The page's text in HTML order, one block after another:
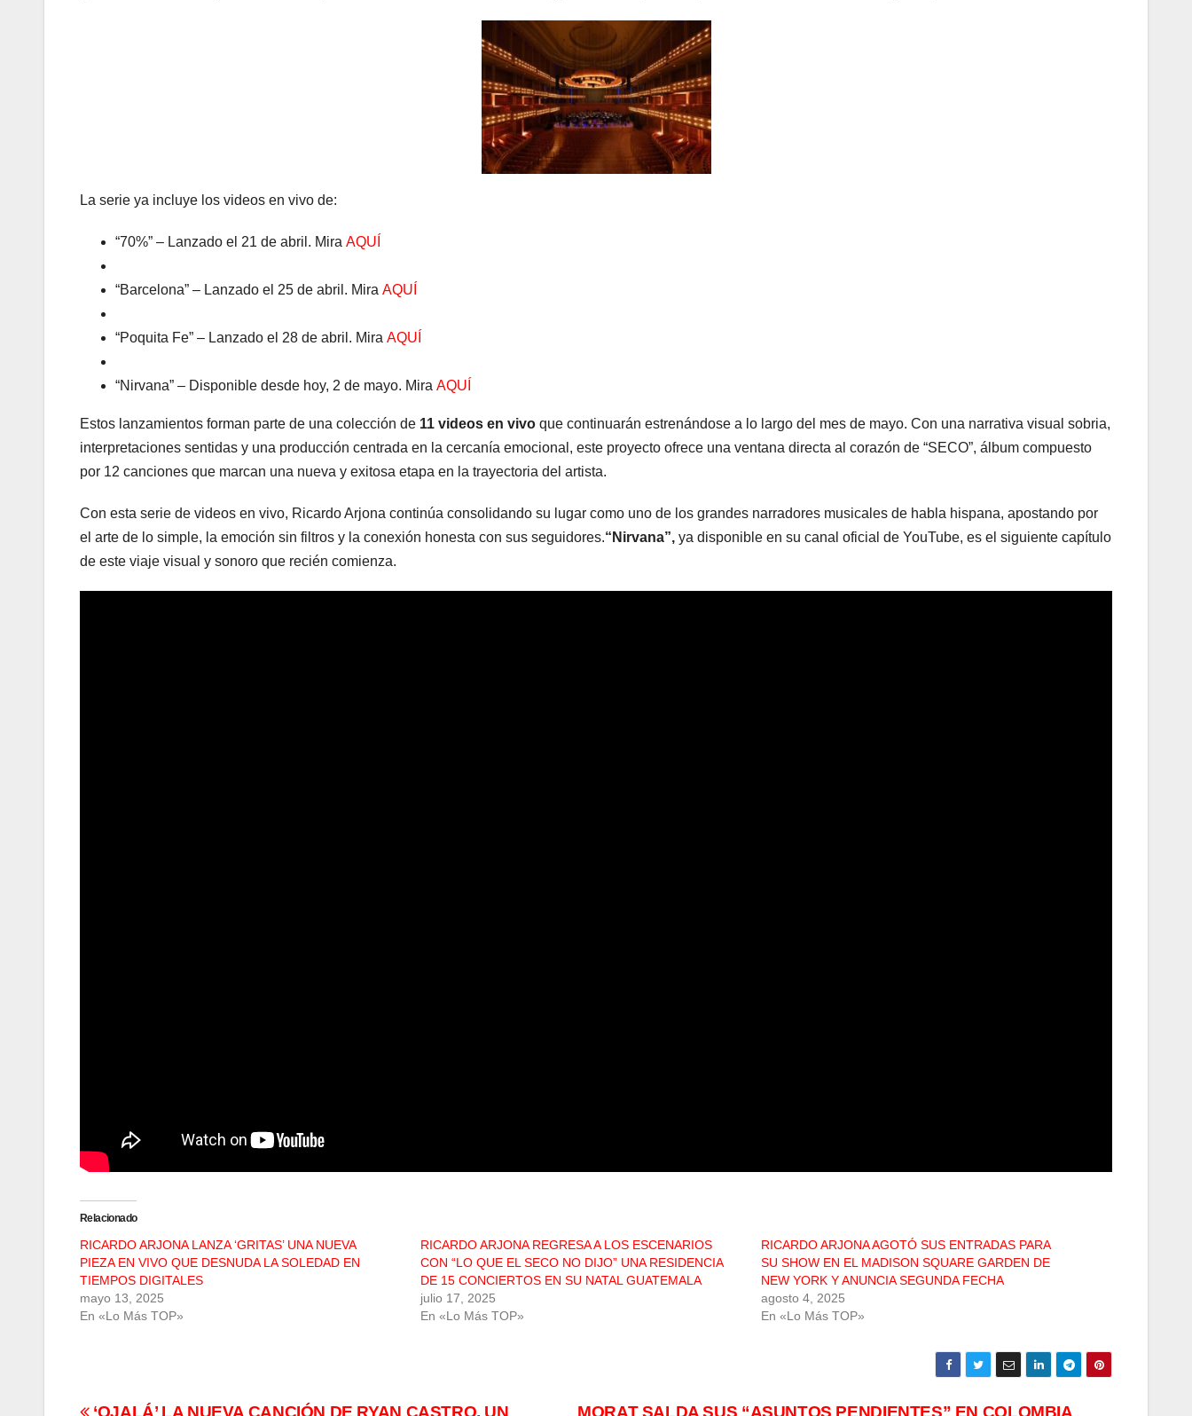
La serie ya incluye los videos en vivo de:
“70%” – Lanzado el 21 de abril. Mira AQUÍ
“Barcelona” – Lanzado el 25 de abril. Mira AQUÍ
“Poquita Fe” – Lanzado el 28 de abril. Mira AQUÍ
“Nirvana” – Disponible desde hoy, 2 de mayo. Mira AQUÍ
Estos lanzamientos forman parte de una colección de 11 videos en vivo que continuarán estrenándose a lo largo del mes de mayo. Con una narrativa visual sobria,
interpretaciones sentidas y una producción centrada en la cercanía emocional, este proyecto ofrece una ventana directa al corazón de “SECO”, álbum compuesto
por 12 canciones que marcan una nueva y exitosa etapa en la trayectoria del artista.
Con esta serie de videos en vivo, Ricardo Arjona continúa consolidando su lugar como uno de los grandes narradores musicales de habla hispana, apostando por
el arte de lo simple, la emoción sin filtros y la conexión honesta con sus seguidores.“Nirvana”, ya disponible en su canal oficial de YouTube, es el siguiente capítulo
de este viaje visual y sonoro que recién comienza.
Relacionado
RICARDO ARJONA LANZA ‘GRITAS’ UNA NUEVA
PIEZA EN VIVO QUE DESNUDA LA SOLEDAD EN
TIEMPOS DIGITALES
mayo 13, 2025
En «Lo Más TOP»
RICARDO ARJONA REGRESA A LOS ESCENARIOS
CON “LO QUE EL SECO NO DIJO” UNA RESIDENCIA
DE 15 CONCIERTOS EN SU NATAL GUATEMALA
julio 17, 2025
En «Lo Más TOP»
RICARDO ARJONA AGOTÓ SUS ENTRADAS PARA
SU SHOW EN EL MADISON SQUARE GARDEN DE
NEW YORK Y ANUNCIA SEGUNDA FECHA
agosto 4, 2025
En «Lo Más TOP»
MORAT SALDA SUS “ASUNTOS PENDIENTES” EN COLOMBIA
‘OJALÁ’ LA NUEVA CANCIÓN DE RYAN CASTRO, UN